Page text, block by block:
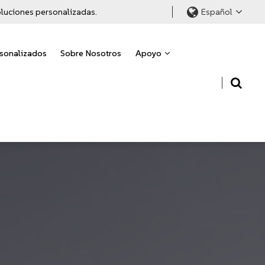
personalizadas. Español
Sobre Nosotros Apoyo